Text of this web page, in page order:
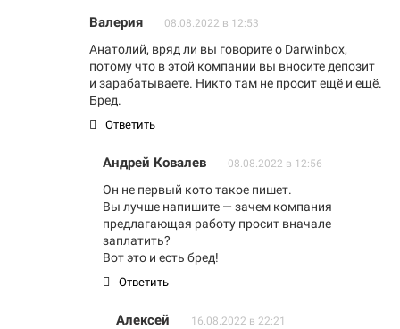
Валерия 08.08.2022 в 12:53
Анатолий, вряд ли вы говорите о Darwinbox,
потому что в этой компании вы вносите депозит
и зарабатываете. Никто там не просит ещё и ещё.
Бред.
Ответить
Андрей Ковалев 08.08.2022 в 12:56
Он не первый кото такое пишет.
Вы лучше напишите — зачем компания
предлагающая работу просит вначале
заплатить?
Вот это и есть бред!
Ответить
Алексей 16.08.2022 в 22:21